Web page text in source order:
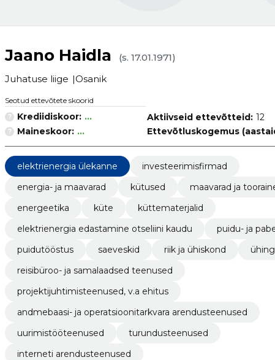
Jaano Haidla
(s. 17.01.1971)
Juhatuse liige
Osanik
Seotud ettevõtete skoorid
Krediidiskoor: ...
Maineskoor: ...
Aktiivseid ettevõtteid: 12
Ettevõtluskogemus
elektrienergia ülekanne
investeerimisfirmad
energia- ja maavarad
kütused maavarad ja
energeetika
küte
küttematerjalid
elektrienergia edastamine otseliini kaudu
puidu- ja
puidutööstus
saeveskid riik ja ühiskond
reisibüroo- ja samalaadsed teenused
projektijuhtimisteenused, v.a ehitus
andmebaasi- ja operatsioonitarkvara arendusteenused
uurimistööteenused
turundusteenused
interneti arendusteenused